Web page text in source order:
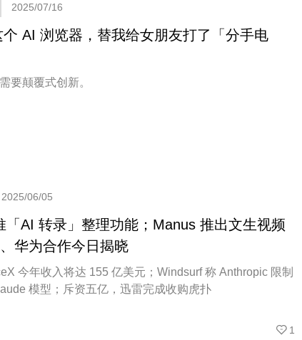
2025/07/16
AI 浏览器，替我给女朋友打了「分手电
要颠覆式创新。
2025/06/05
「AI 转录」整理功能；Manus 推出文生视频
华为合作今日揭晓
今年收入将达 155 亿美元；Windsurf 称 Anthropic 限制
模型；斥资五亿，迅雷完成收购虎扑
1